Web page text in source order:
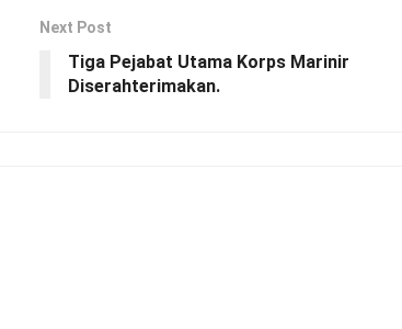
Next Post
Tiga Pejabat Utama Korps Marinir
Diserahterimakan.